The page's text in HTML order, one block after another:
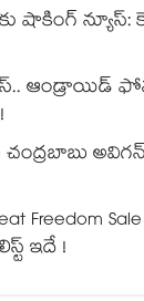
న్యూస్:
ఆండ్రాయిడ్
చంద్రబాబు
Freedom
ఇదే !